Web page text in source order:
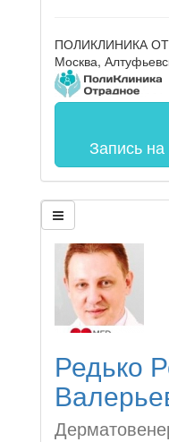
ПОЛИКЛИНИКА
Москва,
Запись
Редько